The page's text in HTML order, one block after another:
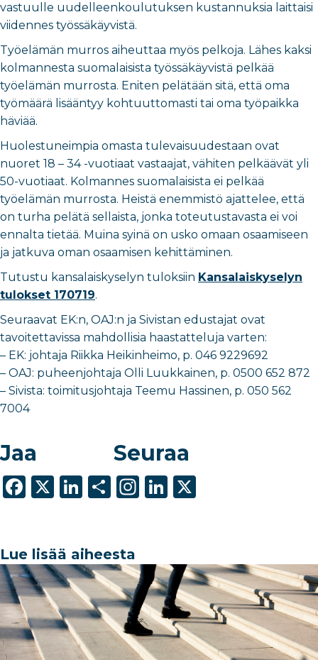
vastuulle uudelleenkoulutuksen kustannuksia laittaisi
viidennes työssäkäyvistä.
Työelämän murros aiheuttaa myös pelkoja. Lähes kaksi
kolmannesta suomalaisista työssäkäyvistä pelkää
työelämän murrosta. Eniten pelätään sitä, että oma
työmäärä lisääntyy kohtuuttomasti tai oma työpaikka
häviää.
Huolestuneimpia omasta tulevaisuudestaan ovat
nuoret 18 – 34 -vuotiaat vastaajat, vähiten pelkäävät yli
50-vuotiaat. Kolmannes suomalaisista ei pelkää
työelämän murrosta. Heistä enemmistö ajattelee, että
on turha pelätä sellaista, jonka toteutustavasta ei voi
ennalta tietää. Muina syinä on usko omaan osaamiseen
ja jatkuva oman osaamisen kehittäminen.
Tutustu kansalaiskyselyn tuloksiin Kansalaiskyselyn
tulokset 170719.
Seuraavat EK:n, OAJ:n ja Sivistan edustajat ovat
tavoitettavissa mahdollisia haastatteluja varten:
– EK: johtaja Riikka Heikinheimo, p. 046 9229692
– OAJ: puheenjohtaja Olli Luukkainen, p. 0500 652 872
– Sivista: toimitusjohtaja Teemu Hassinen, p. 050 562
7004
Jaa
F
e
b
o
o
k
X
Li
e
dI
n
S
e
Seuraa
In
ra
m
Li
dI
n
Lue lisää aiheesta